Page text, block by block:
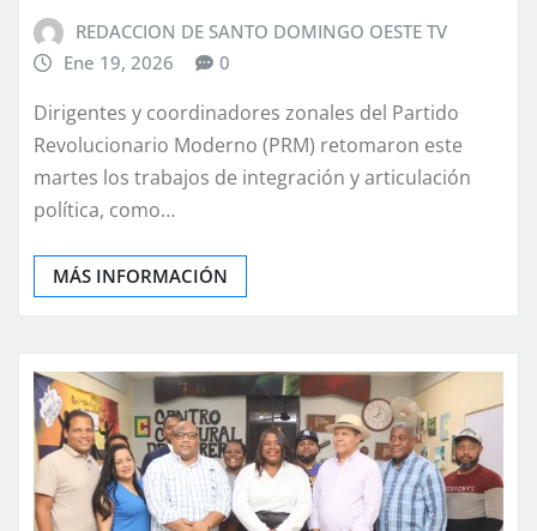
REDACCION DE SANTO DOMINGO OESTE TV
Ene 19, 2026
0
Dirigentes y coordinadores zonales del Partido
Revolucionario Moderno (PRM) retomaron este
martes los trabajos de integración y articulación
política, como…
MÁS INFORMACIÓN